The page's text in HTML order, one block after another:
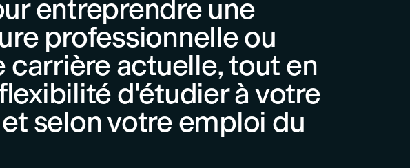
entreprendre une
professionnelle ou
carrière actuelle, tout en
d'étudier à votre
selon votre emploi du